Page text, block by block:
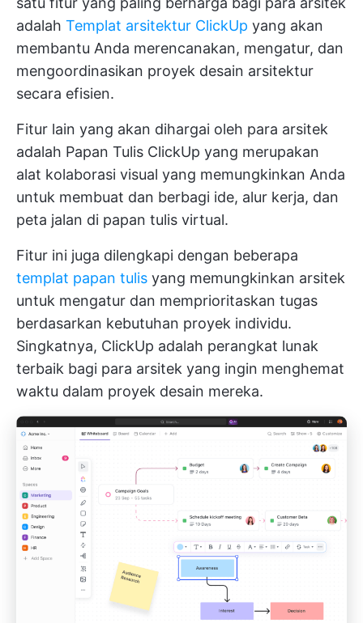
adalah Templat arsitektur ClickUp yang akan
membantu Anda merencanakan, mengatur, dan
mengoordinasikan proyek desain arsitektur
secara efisien.
Fitur lain yang akan dihargai oleh para arsitek
adalah Papan Tulis ClickUp yang merupakan
alat kolaborasi visual yang memungkinkan Anda
untuk membuat dan berbagi ide, alur kerja, dan
peta jalan di papan tulis virtual.
Fitur ini juga dilengkapi dengan beberapa
templat papan tulis yang memungkinkan arsitek
untuk mengatur dan memprioritaskan tugas
berdasarkan kebutuhan proyek individu.
Singkatnya, ClickUp adalah perangkat lunak
terbaik bagi para arsitek yang ingin menghemat
waktu dalam proyek desain mereka.